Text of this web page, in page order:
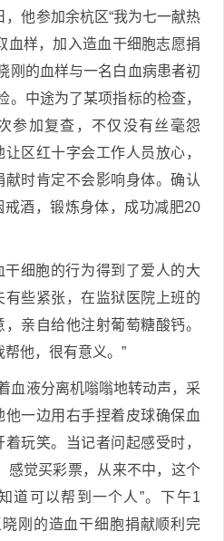
他参加余杭区“我为七一献热
血样，加入造血干细胞志愿捐
刚的血样与一名白血病患者初
。中途为了某项指标的检查，
参加复查，不仅没有丝毫怨
区红十字会工作人员放心，
时肯定不会影响身体。确认
酒，锻炼身体，成功减肥20
干细胞的行为得到了爱人的大
些紧张，在监狱医院上班的
亲自给他注射葡萄糖酸钙。
他，很有意义。”
血液分离机嗡嗡地转动声，采
一边用右手捏着皮球确保血
玩笑。当记者问起感受时，
感觉买彩票，从来不中，这个
道可以帮到一个人”。下午1
刚的造血干细胞捐献顺利完